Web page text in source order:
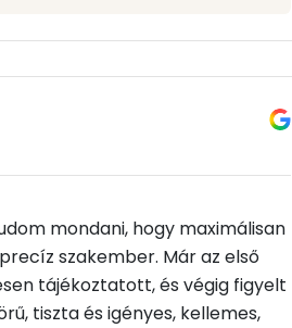
mondani, hogy maximálisan
szakember. Már az első
tájékoztatott, és végig figyelt
tiszta és igényes, kellemes,